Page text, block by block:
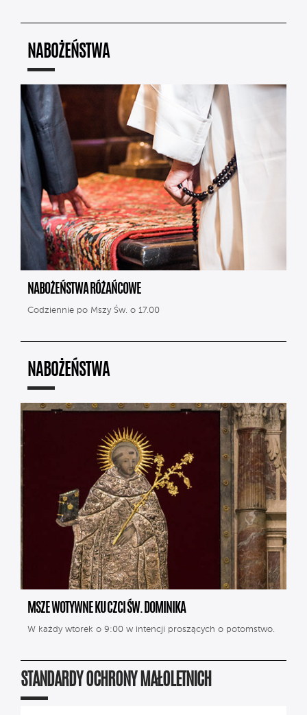
NABOŻEŃSTWA
NABOŻEŃSTWA RÓŻAŃCOWE
Codziennie po Mszy Św. o 17.00
NABOŻEŃSTWA
MSZE WOTYWNE KU CZCI ŚW. DOMINIKA
W każdy wtorek o 9:00 w intencji proszących o potomstwo.
STANDARDY OCHRONY MAŁOLETNICH